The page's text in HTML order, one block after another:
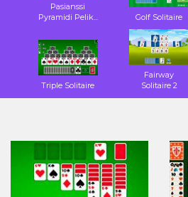
Pasianssi
Pyramidi Pelik...
Golf Solitaire
Triple Solitaire
Fairway
Solitaire 2